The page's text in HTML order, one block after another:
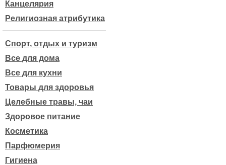
Канцелярия
Религиозная атрибутика
Спорт, отдых и туризм
Все для дома
Все для кухни
Товары для здоровья
Целебные травы, чаи
Здоровое питание
Косметика
Парфюмерия
Гигиена